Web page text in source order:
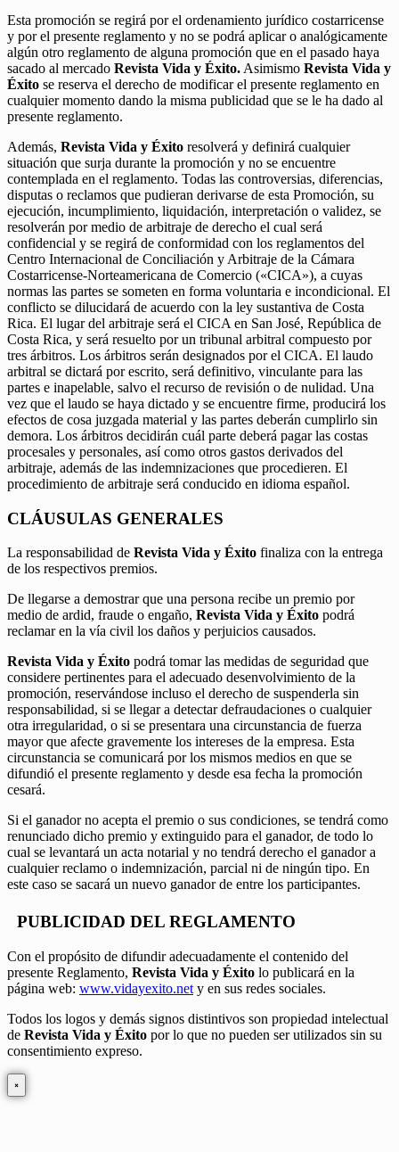
Esta promoción se regirá por el ordenamiento jurídico costarricense
y por el presente reglamento y no se podrá aplicar o analógicamente
algún otro reglamento de alguna promoción que en el pasado haya
sacado al mercado Revista Vida y Éxito. Asimismo Revista Vida y
Éxito se reserva el derecho de modificar el presente reglamento en
cualquier momento dando la misma publicidad que se le ha dado al
presente reglamento.
Además, Revista Vida y Éxito resolverá y definirá cualquier
situación que surja durante la promoción y no se encuentre
contemplada en el reglamento. Todas las controversias, diferencias,
disputas o reclamos que pudieran derivarse de esta Promoción, su
ejecución, incumplimiento, liquidación, interpretación o validez, se
resolverán por medio de arbitraje de derecho el cual será
confidencial y se regirá de conformidad con los reglamentos del
Centro Internacional de Conciliación y Arbitraje de la Cámara
Costarricense-Norteamericana de Comercio («CICA»), a cuyas
normas las partes se someten en forma voluntaria e incondicional. El
conflicto se dilucidará de acuerdo con la ley sustantiva de Costa
Rica. El lugar del arbitraje será el CICA en San José, República de
Costa Rica, y será resuelto por un tribunal arbitral compuesto por
tres árbitros. Los árbitros serán designados por el CICA. El laudo
arbitral se dictará por escrito, será definitivo, vinculante para las
partes e inapelable, salvo el recurso de revisión o de nulidad. Una
vez que el laudo se haya dictado y se encuentre firme, producirá los
efectos de cosa juzgada material y las partes deberán cumplirlo sin
demora. Los árbitros decidirán cuál parte deberá pagar las costas
procesales y personales, así como otros gastos derivados del
arbitraje, además de las indemnizaciones que procedieren. El
procedimiento de arbitraje será conducido en idioma español.
CLÁUSULAS GENERALES
La responsabilidad de Revista Vida y Éxito finaliza con la entrega
de los respectivos premios.
De llegarse a demostrar que una persona recibe un premio por
medio de ardid, fraude o engaño, Revista Vida y Éxito podrá
reclamar en la vía civil los daños y perjuicios causados.
Revista Vida y Éxito podrá tomar las medidas de seguridad que
considere pertinentes para el adecuado desenvolvimiento de la
promoción, reservándose incluso el derecho de suspenderla sin
responsabilidad, si se llegar a detectar defraudaciones o cualquier
otra irregularidad, o si se presentara una circunstancia de fuerza
mayor que afecte gravemente los intereses de la empresa. Esta
circunstancia se comunicará por los mismos medios en que se
difundió el presente reglamento y desde esa fecha la promoción
cesará.
Si el ganador no acepta el premio o sus condiciones, se tendrá como
renunciado dicho premio y extinguido para el ganador, de todo lo
cual se levantará un acta notarial y no tendrá derecho el ganador a
cualquier reclamo o indemnización, parcial ni de ningún tipo. En
este caso se sacará un nuevo ganador de entre los participantes.
PUBLICIDAD DEL REGLAMENTO
Con el propósito de difundir adecuadamente el contenido del
presente Reglamento, Revista Vida y Éxito lo publicará en la
página web: www.vidayexito.net y en sus redes sociales.
Todos los logos y demás signos distintivos son propiedad intelectual
de Revista Vida y Éxito por lo que no pueden ser utilizados sin su
consentimiento expreso.
×